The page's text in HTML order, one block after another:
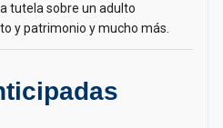
tutela sobre un adulto
y patrimonio y mucho más.